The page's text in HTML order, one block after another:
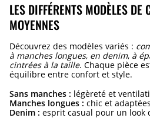
LES DIFFÉRENTS MODÈLES
MOYENNES
Découvrez des modèles variés :
à manches longues, en denim, à
cintrées à la taille. Chaque pièce
équilibre entre confort et style.
Sans manches : légèreté et
Manches longues : chic et
Denim : esprit casual pour un look